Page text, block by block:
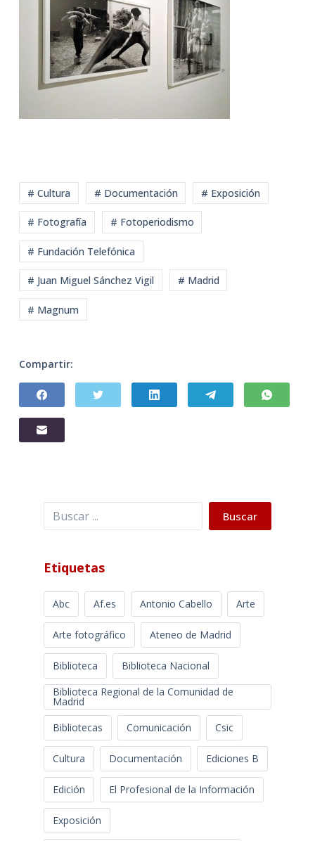
# Cultura # Documentación # Exposición
# Fotografía # Fotoperiodismo
# Fundación Telefónica
# Juan Miguel Sánchez Vigil # Madrid
# Magnum
Compartir:
Buscar Buscar
Etiquetas
Abc Af.es Antonio Cabello Arte
Arte fotográfico Ateneo de Madrid
Biblioteca
Biblioteca Nacional
Biblioteca Regional de la Comunidad de
Madrid
Bibliotecas
Comunicación Csic
Cultura Documentación Ediciones B
Edición El Profesional de la Información
Exposición